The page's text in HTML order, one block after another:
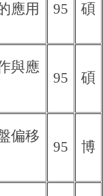
應用 95 碩
與應
95 碩
偏移
95 博